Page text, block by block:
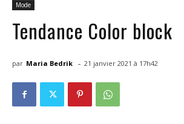
Mode
Tendance Color block
par Maria Bedrik - 21 janvier 2021 à 17h42